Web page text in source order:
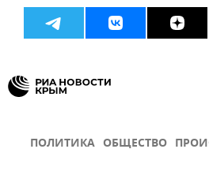
ПОЛИТИКА ОБЩЕСТВО